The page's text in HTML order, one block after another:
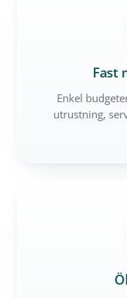
Fast
Enkel
utrustning,